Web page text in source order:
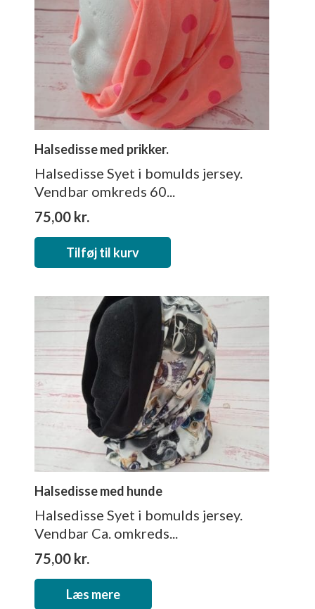
Halsedisse med prikker.
Halsedisse Syet i bomulds jersey.
Vendbar omkreds 60...
75,00 kr.
Tilføj til kurv
Halsedisse med hunde
Halsedisse Syet i bomulds jersey.
Vendbar Ca. omkreds...
75,00 kr.
Læs mere